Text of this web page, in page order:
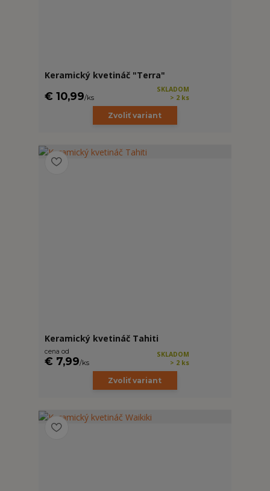
Keramický kvetináč "Terra"
€ 10,99/ks
SKLADOM
> 2 ks
Zvoliť variant
Keramický kvetináč Tahiti
cena od
€ 7,99/ks
SKLADOM
> 2 ks
Zvoliť variant